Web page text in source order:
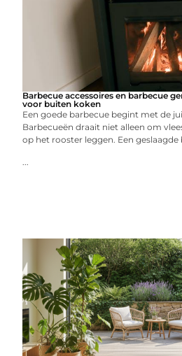
Barbecue accessoires en barbecue
voor buiten koken
Een goede barbecue begint met de
Barbecueën draait niet alleen om
op het rooster leggen. Een geslaagde
...